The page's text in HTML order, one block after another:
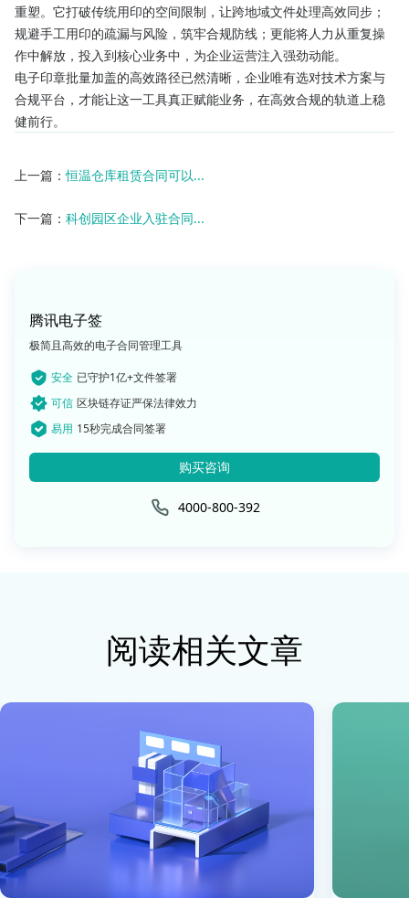
重塑。它打破传统用印的空间限制，让跨地域文件处理高效同步；
规避手工用印的疏漏与风险，筑牢合规防线；更能将人力从重复操
作中解放，投入到核心业务中，为企业运营注入强劲动能。
电子印章批量加盖的高效路径已然清晰，企业唯有选对技术方案与
合规平台，才能让这一工具真正赋能业务，在高效合规的轨道上稳
健前行。
上一篇：恒温仓库租赁合同可以...
下一篇： 科创园区企业入驻合同...
腾讯电子签
极简且高效的电子合同管理工具
安全 已守护1亿+文件签署
可信 区块链存证严保法律效力
易用 15秒完成合同签署
购买咨询
4000-800-392
阅读相关文章